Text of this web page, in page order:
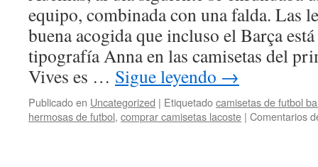
equipo, combinada con una falda. Las
buena acogida que incluso el Barça
tipografía Anna en las camisetas del
Vives es … Sigue leyendo →
Publicado en Uncategorized | Etiquetadocamisetas de futbol
hermosas de futbol, comprar camisetas lacoste | Comentarios